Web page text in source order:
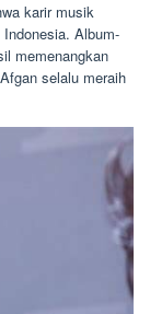
karir musik
Album-
memenangkan
selalu meraih